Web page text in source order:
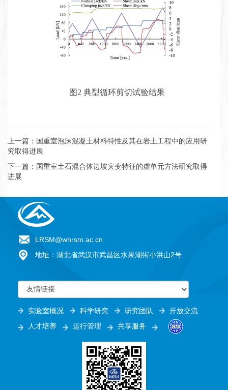
图2 典型循环剪切试验结果
上一篇：国重室泡沫混凝土材料特性及其在岩土工程中的应用研
究取得进展
下一篇：国重室土石混合体边坡灾变特征的虚单元方法研究取得
进展
LRSM@whrsm.ac.cn
地址：湖北省武汉市武昌区水果湖街小洪山2号
实验室概况 科学研究 研究团队
开放交流
人才培养
运行管理 共享服务